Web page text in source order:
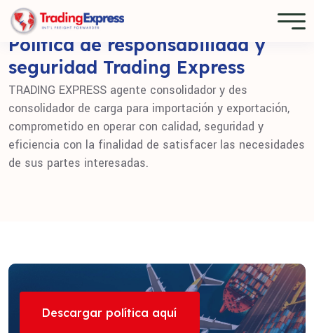
Política de responsabilidad y
seguridad Trading Express
TRADING EXPRESS agente consolidador y des
consolidador de carga para importación y exportación,
comprometido en operar con calidad, seguridad y
eficiencia con la finalidad de satisfacer las necesidades
de sus partes interesadas.
Descargar política aquí